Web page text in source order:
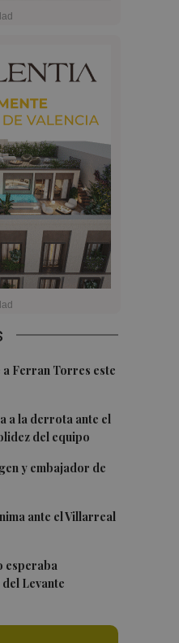
a Ferran Torres este
a la derrota ante el
del equipo
y embajador de
ante el Villarreal
esperaba
Levante